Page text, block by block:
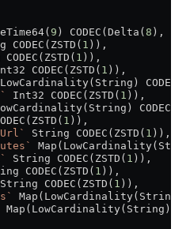
9 ) CODEC(Delta( 8 ),
1 )),
1 )),
CODEC(ZSTD( 1 )),
LowCardinality(String)
Int32 CODEC(ZSTD( 1 )),
1 )),
String CODEC(ZSTD( 1 )),
String CODEC(ZSTD( 1 )),
CODEC(ZSTD( 1 )),
String CODEC(ZSTD( 1 )),
Map(LowCardinality(String),
Map(LowCardinality(String),